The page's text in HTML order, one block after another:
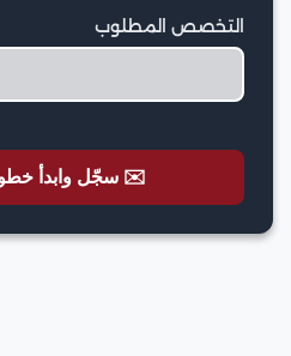
التخصص المطلوب
✉️ سجّل وابدأ